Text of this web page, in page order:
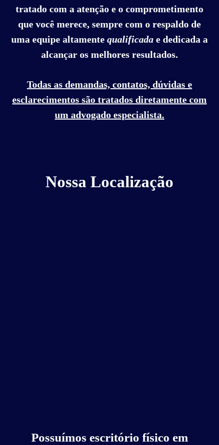
tratado com a atenção e o comprometimento
que você merece, sempre com o respaldo de
uma equipe altamente qualificada e dedicada a
alcançar os melhores resultados.
Todas as demandas, contatos, dúvidas e
esclarecimentos são tratados diretamente com
um advogado especialista.
Nossa Localização
Possuímos escritório físico em